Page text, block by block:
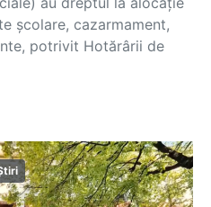
școlare, cazarmament,
potrivit Hotărârii de